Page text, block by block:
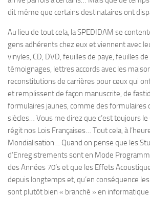
dit même que certains destinataires ont
Au lieu de tout cela, la SPEDIDAM se
gens adhérents chez eux et viennent avec
vinyles, CD, DVD, feuilles de paye, feuilles
témoignages, lettres accords avec les
reconstitutions de carrières pour ceux qui
et remplissent de façon manuscrite, de
formulaires jaunes, comme des formulaires
siècles… Vous me direz que c’est toujours le
régit nos Lois Françaises… Tout cela, à
Mondialisation… Quand on pense que les
d’Enregistrements sont en Mode
des Années 70’s et que les Effets
depuis longtemps et, qu’en conséquence
sont plutôt bien « branché » en informatique